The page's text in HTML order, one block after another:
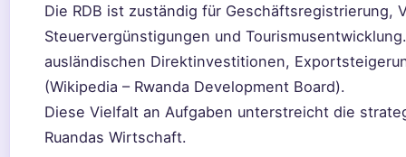
Die RDB ist zuständig für Geschäftsregistrierung,
Steuervergünstigungen und
ausländischen Direktinvestitionen,
(Wikipedia – Rwanda Development Board).
Diese Vielfalt an Aufgaben unterstreicht die
Ruandas Wirtschaft.